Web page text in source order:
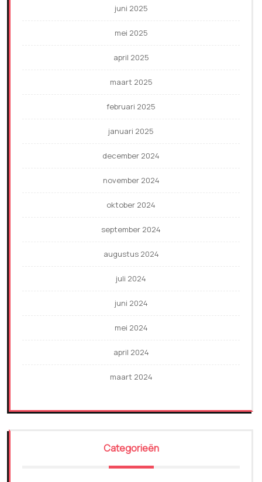
juni 2025
mei 2025
april 2025
maart 2025
februari 2025
januari 2025
december 2024
november 2024
oktober 2024
september 2024
augustus 2024
juli 2024
juni 2024
mei 2024
april 2024
maart 2024
Categorieën